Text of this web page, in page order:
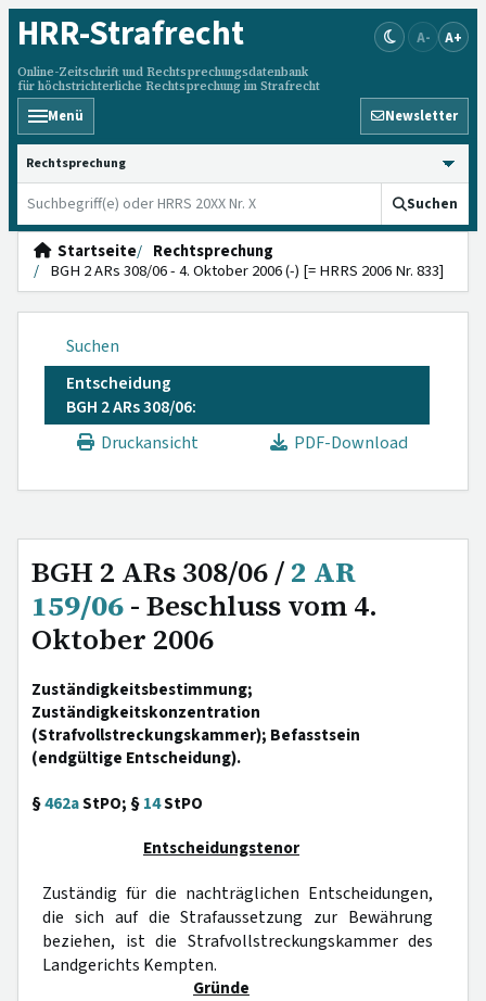
HRR-Strafrecht
Online-Zeitschrift und Rechtsprechungsdatenbank
für höchstrichterliche Rechtsprechung im Strafrecht
A- A+
Menü Newsletter
HRRS durchsuchen
Suchen
Startseite
Rechtsprechung
BGH 2 ARs 308/06 - 4. Oktober 2006 (-) [= HRRS 2006 Nr. 833]
Suchen
Entscheidung
BGH 2 ARs 308/06:
Druckansicht
PDF-Download
BGH 2 ARs 308/06 /2 AR
159/06- Beschluss vom 4.
Oktober 2006
Zuständigkeitsbestimmung;
Zuständigkeitskonzentration
(Strafvollstreckungskammer); Befasstsein
(endgültige Entscheidung).
§462aStPO; §14StPO
Entscheidungstenor
Zuständig für die nachträglichen Entscheidungen,
die sich auf die Strafaussetzung zur Bewährung
beziehen, ist die Strafvollstreckungskammer des
Landgerichts Kempten.
Gründe